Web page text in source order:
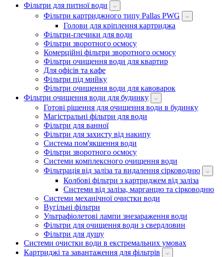
Фільтри для питної води
Фільтри картриджного типу Pallas PWG
Голови для кріплення картриджа
Фільтри-глечики для води
Фільтри зворотного осмосу
Комерційні фільтри зворотного осмосу
Фільтри очищення води для квартир
Для офісів та кафе
Фільтри під мийку
Фільтри очищення води для кавоварок
Фільтри очищення води для будинку
Готові рішення для очищення води в будинку
Магістральні фільтри для води
Фільтри для ванної
Фільтри для захисту від накипу
Система пом'якшення води
Фільтри зворотного осмосу
Системи комплексного очищення води
Фільтрація від заліза та видалення сірководню
Колбові фільтри з картриджем від заліза
Системи від заліза, марганцю та сірководню
Системи механічної очистки води
Вугільні фільтри
Ультрафіолетові лампи знезараження води
Фільтри для очищення води з свердловин
Фільтри для душу
Системи очистки води в екстремальних умовах
Картриджі та завантаження для фільтрів